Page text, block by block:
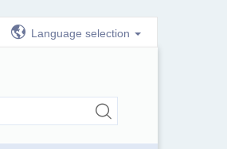
Language selection